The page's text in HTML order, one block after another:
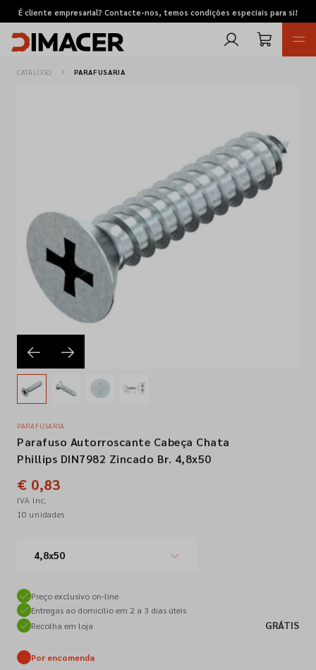
É cliente empresarial? Contacte-nos, temos condições especiais para si!
Pedidos de cotação
Marcas
Favoritos
Empresa
Contactos
Siga-nos nas redes sociais
CATÁLOGO PARAFUSARIA
PARAFUSARIA
Parafuso Autorroscante Cabeça Chata
Phillips DIN7982 Zincado Br. 4,8x50
€ 0,83
IVA inc.
10 unidades
4,8x50
Preço exclusivo on-line
Entregas ao domicílio em 2 a 3 dias úteis
Recolha em loja
GRÁTIS
Por encomenda